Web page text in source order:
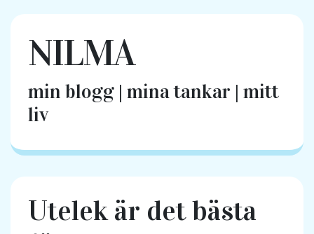
NILMA
min blogg | mina tankar | mitt
liv
Utelek är det bästa